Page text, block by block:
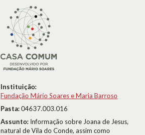
Instituição:
Fundação Mário Soares e Maria Barroso
Pasta:04637.003.016
Assunto: Informação sobre Joana de Jesus,
natural de Vila do Conde, assim como